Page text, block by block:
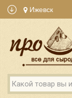
Ижевск